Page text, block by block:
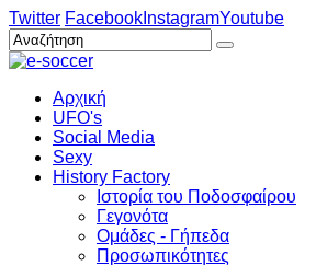
Twitter Facebook InstagramYoutube
Αρχική
UFO's
Social Media
Sexy
History Factory
Ιστορία του Ποδοσφαίρου
Γεγονότα
Ομάδες - Γήπεδα
Προσωπικότητες